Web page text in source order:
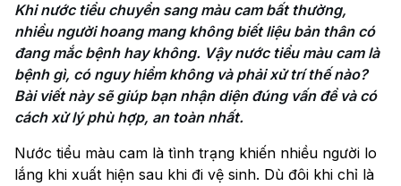
Khi nước tiểu chuyển sang màu cam bất thường,
nhiều người hoang mang không biết liệu bản thân có
đang mắc bệnh hay không. Vậy nước tiểu màu cam là
bệnh gì, có nguy hiểm không và phải xử trí thế nào?
Bài viết này sẽ giúp bạn nhận diện đúng vấn đề và có
cách xử lý phù hợp, an toàn nhất.
Nước tiểu màu cam là tình trạng khiến nhiều người lo
lắng khi xuất hiện sau khi đi vệ sinh. Dù đôi khi chỉ là